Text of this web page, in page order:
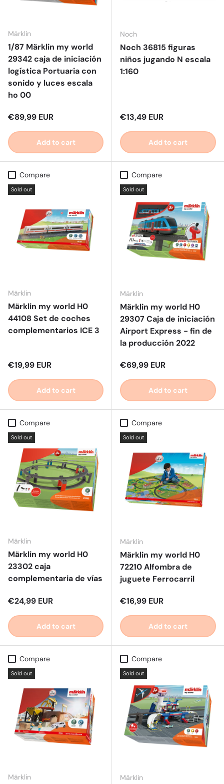
Märklin
1/87 Märklin my world
29342 caja de iniciación
logística Portuaria con
sonido y luces escala
ho 00
Regular price
€89,99 EUR
Add to cart
Noch
Noch 36815 figuras
niños jugando N escala
1:160
Regular price
€13,49 EUR
Add to cart
Compare
Sold out
Märklin
Märklin my world H0
44108 Set de coches
complementarios ICE 3
Regular price
€19,99 EUR
Add to cart
Compare
Sold out
Märklin
Märklin my world H0
29307 Caja de iniciación
Airport Express - fin de
la producción 2022
Regular price
€69,99 EUR
Add to cart
Compare
Sold out
Märklin
Märklin my world H0
23302 caja
complementaria de vías
Regular price
€24,99 EUR
Add to cart
Compare
Sold out
Märklin
Märklin my world H0
72210 Alfombra de
juguete Ferrocarril
Regular price
€16,99 EUR
Add to cart
Compare
Sold out
Märklin
Compare
Sold out
Märklin